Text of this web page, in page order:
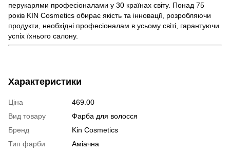
перукарями професіоналами у 30 країнах світу. Понад 75
років KIN Cosmetics обирає якість та інновації, розробляючи
продукти, необхідні професіоналам в усьому світі, гарантуючи
успіх їхнього салону.
Характеристики
Ціна
469.00
Вид товару
Фарба для волосся
Бренд
Kin Cosmetics
Тип фарби
Аміачна